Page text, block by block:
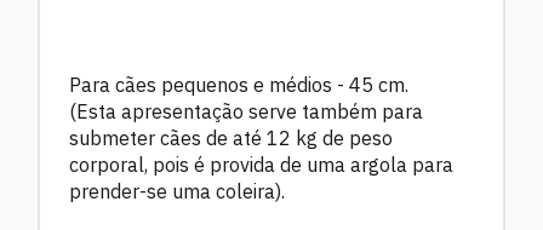
Para cães pequenos e médios - 45 cm.
(Esta apresentação serve também para
submeter cães de até 12 kg de peso
corporal, pois é provida de uma argola para
prender-se uma coleira).